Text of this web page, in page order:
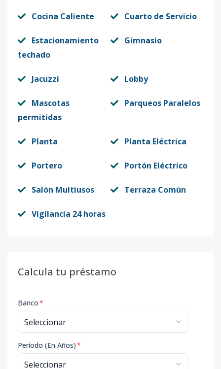
Cocina Caliente Cuarto de Servicio
Estacionamiento
techado
Gimnasio
Jacuzzi Lobby
Mascotas
permitidas
Parqueos Paralelos
Planta Planta Eléctrica
Portero Portón Eléctrico
Salón Multiusos Terraza Común
Vigilancia 24 horas
Calcula tu préstamo
Banco*
Período (En Años)*